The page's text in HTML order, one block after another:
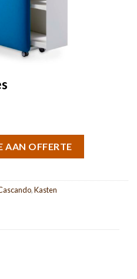
AAN OFFERTE
,Kasten